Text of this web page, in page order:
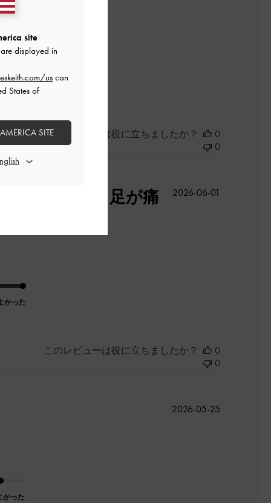
よかった
このレビューは役に立ちましたか？
0
0
時間履いても足が痛
かった
2026-06-01
このレビューは役に立ちましたか？
0
0
かった
公
2026-05-25
site
displayed in
uscan
States of
SITE